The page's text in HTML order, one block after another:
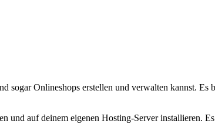
sogar Onlineshops erstellen und verwalten kannst.
und auf deinem eigenen Hosting-Server installieren.